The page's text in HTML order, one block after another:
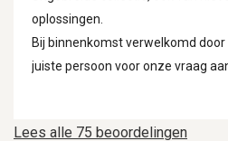
Lees alle 75 beoordelingen
oplossingen.
Bij binnenkomst verwelkomd
juiste persoon voor onze vraag